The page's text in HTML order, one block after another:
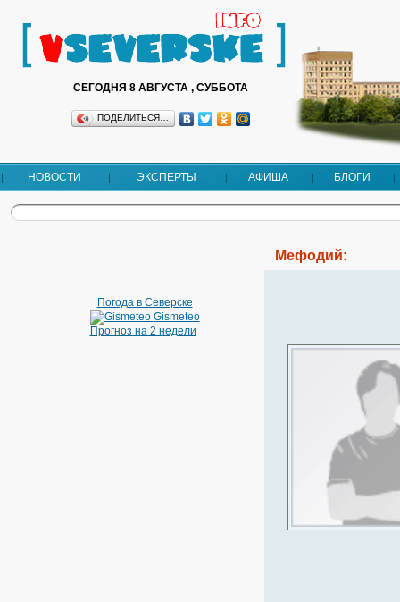
СЕГОДНЯ 8 АВГУСТА , СУББОТА
ПОДЕЛИТЬСЯ…
НОВОСТИ ЭКСПЕРТЫ АФИША БЛОГИ
Погода в Северске
Gismeteo
Прогноз на 2 недели
Мефодий: